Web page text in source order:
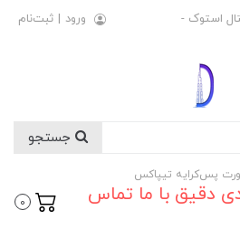
استوک -
ورود | ثبت‌نام
دقیق با ما تماس
0